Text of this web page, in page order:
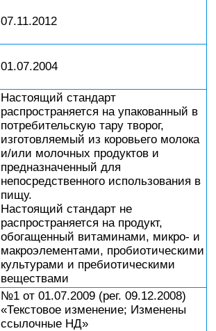
07.11.2012
01.07.2004
Настоящий стандарт
распространяется на упакованный в
потребительскую тару творог,
изготовляемый из коровьего молока
и/или молочных продуктов и
предназначенный для
непосредственного использования в
пищу.
Настоящий стандарт не
распространяется на продукт,
обогащенный витаминами, микро- и
макроэлементами, пробиотическими
культурами и пребиотическими
веществами
№1 от 01.07.2009 (рег. 09.12.2008)
«Текстовое изменение; Изменены
ссылочные НД»